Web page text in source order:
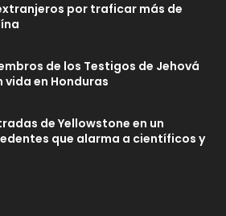
por traficar más de
de los Testigos de Jehová
en Honduras
de Yellowstone en un
que alarma a científicos y